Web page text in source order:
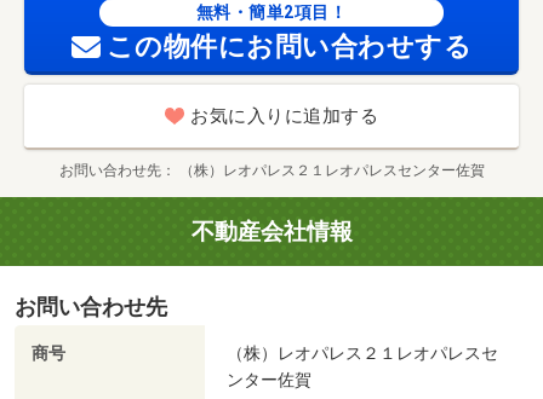
無料・簡単2項目！
この物件にお問い合わせする
お気に入りに追加する
お問い合わせ先 （株）レオパレス２１レオパレスセンター佐賀
不動産会社情報
お問い合わせ先
商号
（株）レオパレス２１レオパレスセ
ンター佐賀